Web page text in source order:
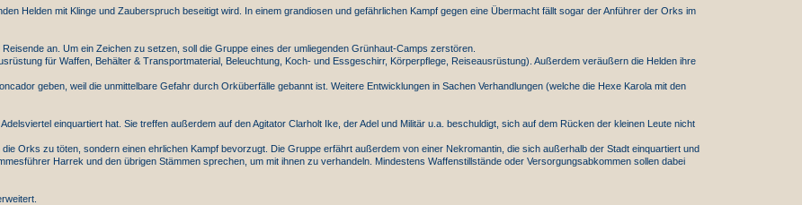
Helden mit Klinge und Zauberspruch beseitigt wird. In einem grandiosen und gefährlichen Kampf gegen eine Übermacht fällt sogar der Anführer der Orks im
an. Um ein Zeichen zu setzen, soll die Gruppe eines der umliegenden Grünhaut-Camps zerstören.
für Waffen, Behälter & Transportmaterial, Beleuchtung, Koch- und Essgeschirr, Körperpflege, Reiseausrüstung). Außerdem veräußern die Helden ihre
geben, weil die unmittelbare Gefahr durch Orküberfälle gebannt ist. Weitere Entwicklungen in Sachen Verhandlungen (welche die Hexe Karola mit den
einquartiert hat. Sie treffen außerdem auf den Agitator Clarholt Ike, der Adel und Militär u.a. beschuldigt, sich auf dem Rücken der kleinen Leute nicht
Orks zu töten, sondern einen ehrlichen Kampf bevorzugt. Die Gruppe erfährt außerdem von einer Nekromantin, die sich außerhalb der Stadt einquartiert und
Harrek und den übrigen Stämmen sprechen, um mit ihnen zu verhandeln. Mindestens Waffenstillstände oder Versorgungsabkommen sollen dabei